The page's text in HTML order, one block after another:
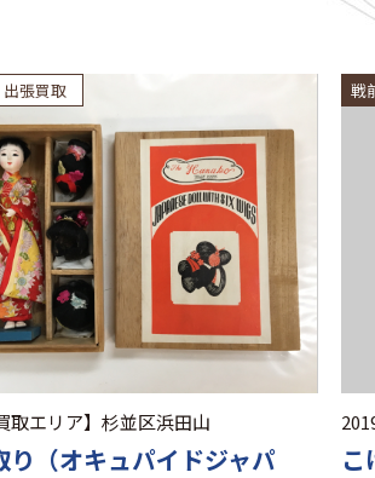
出張買取
取エリア】 杉並区浜田山
り（オキュパイドジャパ
戦